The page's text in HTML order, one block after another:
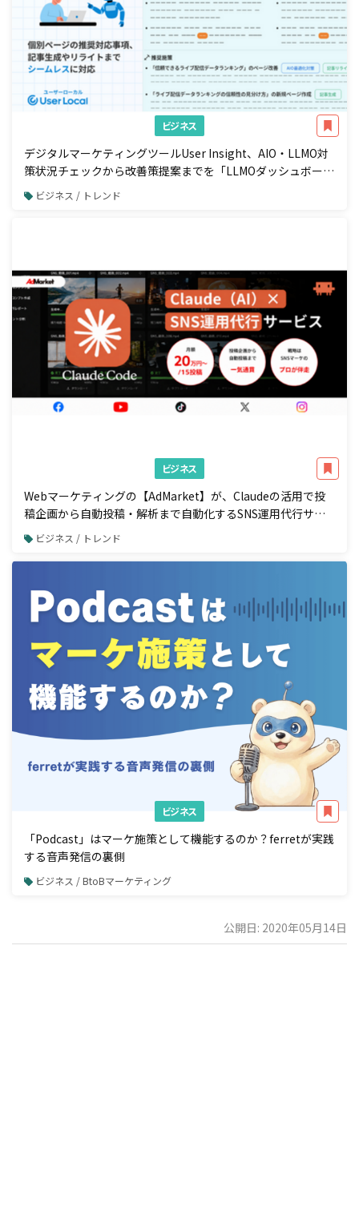
ビジネス
デジタルマーケティングツールUser Insight、AIO・LLMO対
策状況チェックから改善策提案までを「LLMOダッシュボー
ド」で一元管理
ビジネス / トレンド
ビジネス
Webマーケティングの【AdMarket】が、Claudeの活用で投
稿企画から自動投稿・解析まで自動化するSNS運用代行サー
ビスの提供を開始
ビジネス / トレンド
ビジネス
「Podcast」はマーケ施策として機能するのか？ferretが実践
する音声発信の裏側
ビジネス / BtoBマーケティング
公開日: 2020年05月14日